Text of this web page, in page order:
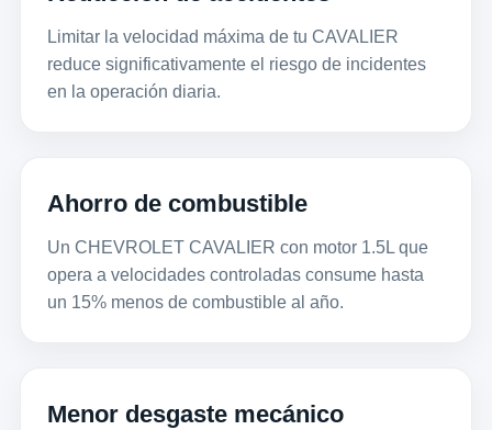
Limitar la velocidad máxima de tu CAVALIER
reduce significativamente el riesgo de incidentes
en la operación diaria.
Ahorro de combustible
Un CHEVROLET CAVALIER con motor 1.5L que
opera a velocidades controladas consume hasta
un 15% menos de combustible al año.
Menor desgaste mecánico